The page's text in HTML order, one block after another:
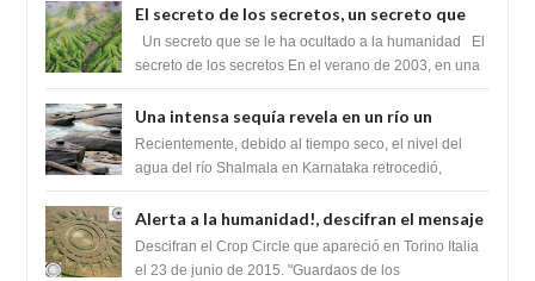
El secreto de los secretos, un secreto que
cambiaría por completo el destino de la
humanidad
Un secreto que se le ha ocultado a la humanidad El
secreto de los secretos En el verano de 2003, en una
Una intensa sequía revela en un río un
impresionante hallazgo de miles de Shiva
Lingas
Recientemente, debido al tiempo seco, el nivel del
agua del río Shalmala en Karnataka retrocedió,
Alerta a la humanidad!, descifran el mensaje
del Crop Circle de Torino ,Italia
Descifran el Crop Circle que apareció en Torino Italia
el 23 de junio de 2015. "Guardaos de los